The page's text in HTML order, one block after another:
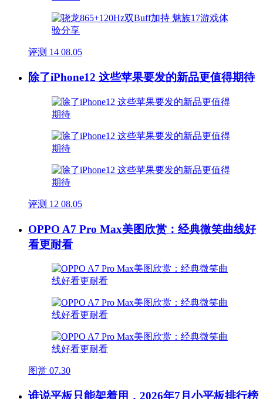
评测 14 08.05
除了iPhone12 这些苹果要发的新品更值得期待
评测 12 08.05
OPPO A7 Pro Max美图欣赏：经典微笑曲线好
看更耐看
图赏 07.30
谁说平板只能架着用，2026年7月小平板排行榜